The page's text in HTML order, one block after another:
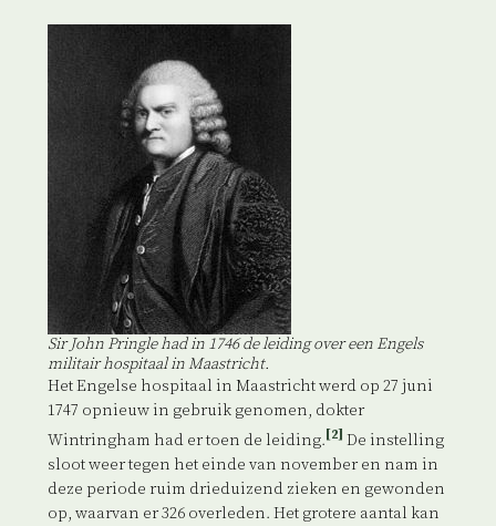
Sir John Pringle had in 1746 de leiding over een Engels
militair hospitaal in Maastricht.
Het Engelse hospitaal in Maastricht werd op 27 juni
1747 opnieuw in gebruik genomen, dokter
Wintringham had er toen de leiding. [2] De instelling
sloot weer tegen het einde van november en nam in
deze periode ruim drieduizend zieken en gewonden
op, waarvan er 326 overleden. Het grotere aantal kan